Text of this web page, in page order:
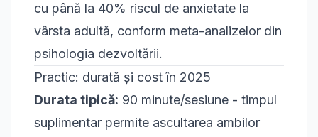
cu până la 40% riscul de anxietate la
vârsta adultă, conform meta-analizelor din
psihologia dezvoltării.
Practic: durată și cost în 2025
Durata tipică: 90 minute/sesiune - timpul
suplimentar permite ascultarea ambilor